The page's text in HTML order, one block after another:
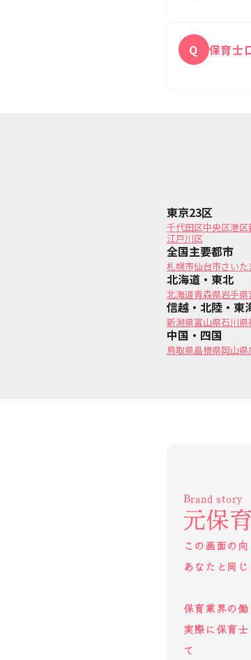
Q 保育士
東京23区
千代田区中央区港区
江戸川区
全国主要都市
札幌市仙台市さいた
北海道・東北
北海道青森県岩手県
信越・北陸・東
新潟県富山県石川県
中国・四国
鳥取県島根県岡山県
Brand story
元保
この画面の
あなたと同
保育業界の働
実際に保育
て